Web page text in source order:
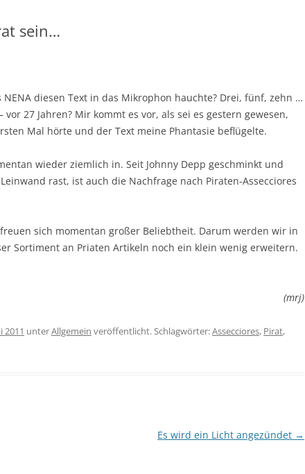
sein…
NENA diesen Text in das Mikrophon hauchte? Drei, fünf, zehn …
27 Jahren? Mir kommt es vor, als sei es gestern gewesen,
Mal hörte und der Text meine Phantasie beflügelte.
wieder ziemlich in. Seit Johnny Depp geschminkt und
rast, ist auch die Nachfrage nach Piraten-Assecciores
sich momentan großer Beliebtheit. Darum werden wir in
Sortiment an Priaten Artikeln noch ein klein wenig erweitern.
(mrj)
2011 unterAllgemein veröffentlicht. Schlagwörter:Assecciores, Pirat,
Es wird ein Licht angezündet →